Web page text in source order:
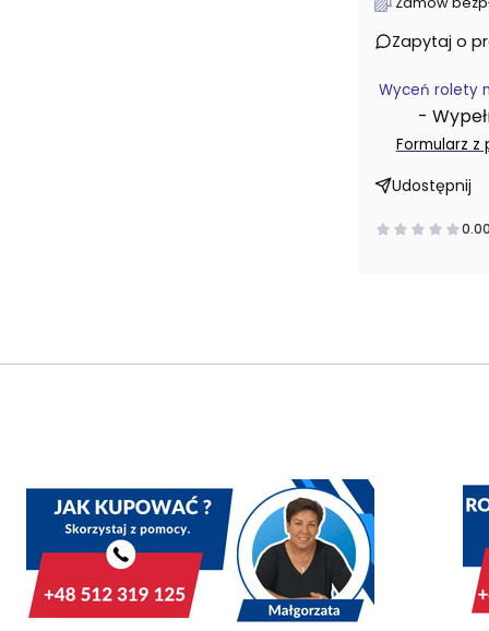
Zapytaj o
Wyceń rolety
-
Formularz z
Udostępnij